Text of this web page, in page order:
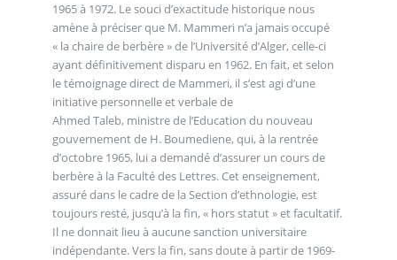
1965 à 1972. Le souci d’exactitude historique nous
amène à préciser que M. Mammeri n’a jamais occupé
« la chaire de berbère » de l’Université d’Alger, celle-ci
ayant définitivement disparu en 1962. En fait, et selon
le témoignage direct de Mammeri, il s’est agi d’une
initiative personnelle et verbale de
Ahmed Taleb, ministre de l’Education du nouveau
gouvernement de H. Boumediene, qui, à la rentrée
d’octobre 1965, lui a demandé d’assurer un cours de
berbère à la Faculté des Lettres. Cet enseignement,
assuré dans le cadre de la Section d’ethnologie, est
toujours resté, jusqu’à la fin, « hors statut » et facultatif.
Il ne donnait lieu à aucune sanction universitaire
indépendante. Vers la fin, sans doute à partir de 1969-